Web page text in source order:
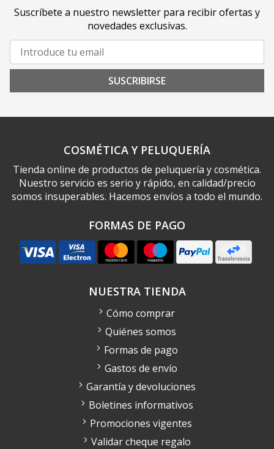
Suscríbete a nuestro newsletter para recibir ofertas y
novedades exclusivas.
SUSCRIBIRSE
COSMÉTICA Y PELUQUERÍA
Tienda online de productos de peluquería y cosmética.
Nuestro servicio es serio y rápido, en calidad/precio
somos insuperables. Hacemos envíos a todo el mundo.
FORMAS DE PAGO
NUESTRA TIENDA
Cómo comprar
Quiénes somos
Formas de pago
Gastos de envío
Garantía y devoluciones
Boletines informativos
Promociones vigentes
Validar cheque regalo